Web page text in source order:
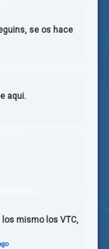
se os hace
aqui.
mismo los VTC,